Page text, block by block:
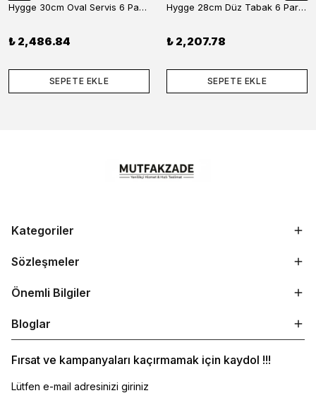
Hygge 30cm Oval Servis 6 Parça
₺ 2,486.84
SEPETE EKLE
Hygge 28cm Düz Tabak 6 Parça
₺ 2,207.78
SEPETE EKLE
Kategoriler
Sözleşmeler
Önemli Bilgiler
Bloglar
Fırsat ve kampanyaları kaçırmamak için kaydol !!!
Lütfen e-mail adresinizi giriniz